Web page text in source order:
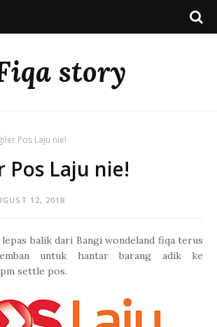
story
Pos Laju nie!
Pos Laju nie!
12, 2018
balik dari Bangi wondeland fiqa terus
untuk hantar barang adik ke
settle pos.